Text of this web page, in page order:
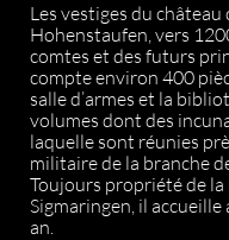
Les vestiges du château
Hohenstaufen, vers
comtes et des futurs
compte environ 400
salle d’armes et la
volumes dont des
laquelle sont réunies
militaire de la branche
Toujours propriété de
Sigmaringen, il
an.